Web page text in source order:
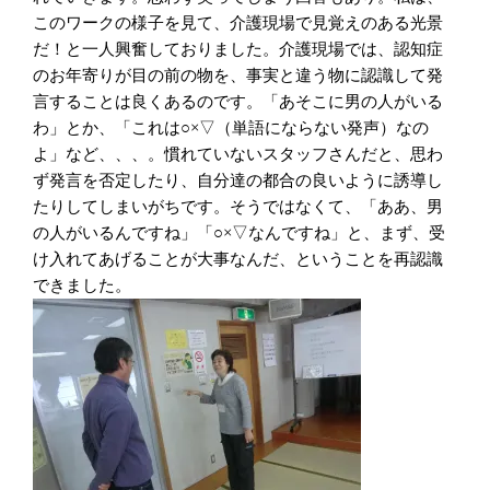
このワークの様子を見て、介護現場で見覚えのある光景
だ！と一人興奮しておりました。介護現場では、認知症
のお年寄りが目の前の物を、事実と違う物に認識して発
言することは良くあるのです。「あそこに男の人がいる
わ」とか、「これは○×▽（単語にならない発声）なの
よ」など、、、。慣れていないスタッフさんだと、思わ
ず発言を否定したり、自分達の都合の良いように誘導し
たりしてしまいがちです。そうではなくて、「ああ、男
の人がいるんですね」「○×▽なんですね」と、まず、受
け入れてあげることが大事なんだ、ということを再認識
できました。